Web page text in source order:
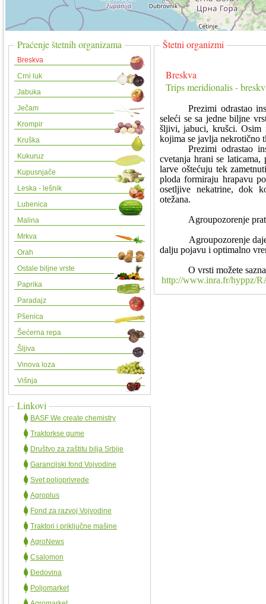
Praćenje štetnih organizama
Breskva
Crni luk
Jabuka
Ječam
Krompir
Kruška
Kukuruz
Kupusnjače
Leska - lešnik
Lubenica
Malina
Mrkva
Orah
Ostale biljne vrste
Paprika
Paradajz
Pšenica
Šećerna repa
Šljiva
Vinova loza
Višnja
Linkovi
BASF We create chemistry
Traktorkse gume
Društvo za zaštitu bilja Srbije
Garancijski fond Vojvodine
Svet poljoprivrede
Agroplus
Fond za razvoj Vojvodine
Traktori i priključne mašine
AgroNews
Csalomon
Đedovina
Poljomarket
Štetni organizmi
Breskva
Trips meridionalis -
Prezimi odrastao
seleći se sa jedne biljne
šljivi, jabuci, krušci. Osim
kojima se javlja nekrotično
Prezimi odrastao
cvetanja hrani se
larve oštećuju tek
ploda formiraju hrapavu
osetljive nekatrine, dok
otežana.
Agroupozorenje
Agroupozorenje
dalju pojavu i optimalno
O vrsti možete
http://www.inra.fr/hyppz/